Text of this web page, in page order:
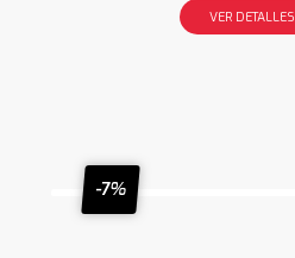
VER DETALLES
-7%